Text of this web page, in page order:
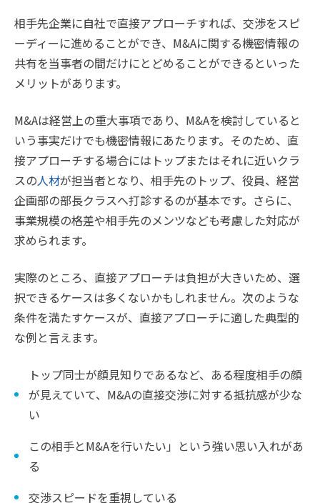
相手先企業に自社で直接アプローチすれば、交渉をスピ
ーディーに進めることができ、M&Aに関する機密情報の
共有を当事者の間だけにとどめることができるといった
メリットがあります。
M&Aは経営上の重大事項であり、M&Aを検討していると
いう事実だけでも機密情報にあたります。そのため、直
接アプローチする場合にはトップまたはそれに近いクラ
スの人材が担当者となり、相手先のトップ、役員、経営
企画部の部長クラスへ打診するのが基本です。さらに、
事業規模の格差や相手先のメンツなども考慮した対応が
求められます。
実際のところ、直接アプローチは負担が大きいため、選
択できるケースは多くないかもしれません。次のような
条件を満たすケースが、直接アプローチに適した典型的
な例と言えます。
トップ同士が顔見知りであるなど、ある程度相手の顔
が見えていて、M&Aの直接交渉に対する抵抗感が少な
い
この相手とM&Aを行いたい」という強い思い入れがあ
る
交渉スピードを重視している